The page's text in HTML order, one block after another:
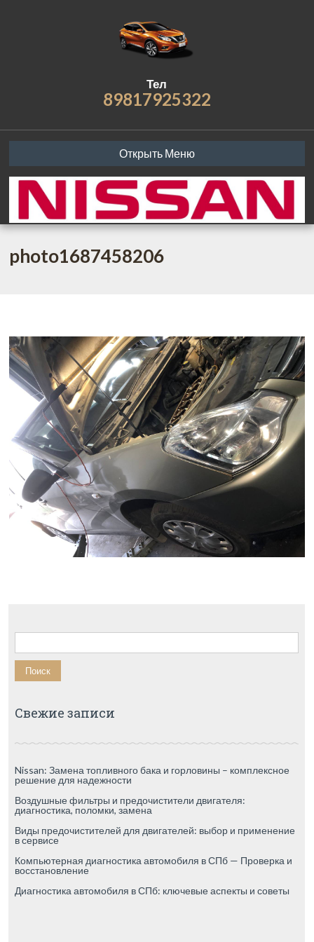
Тел
89817925322
Открыть Меню
photo1687458206
Найти:
Свежие записи
Nissan: Замена топливного бака и горловины – комплексное
решение для надежности
Воздушные фильтры и предочистители двигателя:
диагностика, поломки, замена
Виды предочистителей для двигателей: выбор и применение
в сервисе
Компьютерная диагностика автомобиля в СПб — Проверка и
восстановление
Диагностика автомобиля в СПб: ключевые аспекты и советы